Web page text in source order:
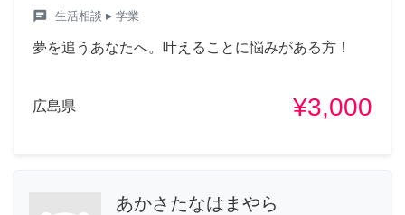
chat 生活相談 ▸ 学業
夢を追うあなたへ。叶えることに悩みがある方！
広島県 ¥3,000
あかさたなはまやら